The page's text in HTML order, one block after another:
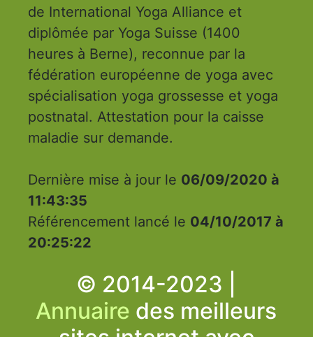
de International Yoga Alliance et
diplômée par Yoga Suisse (1400
heures à Berne), reconnue par la
fédération européenne de yoga avec
spécialisation yoga grossesse et yoga
postnatal. Attestation pour la caisse
maladie sur demande.
Dernière mise à jour le 06/09/2020 à
11:43:35
Référencement lancé le 04/10/2017 à
20:25:22
© 2014-2023 |
Annuaire des meilleurs